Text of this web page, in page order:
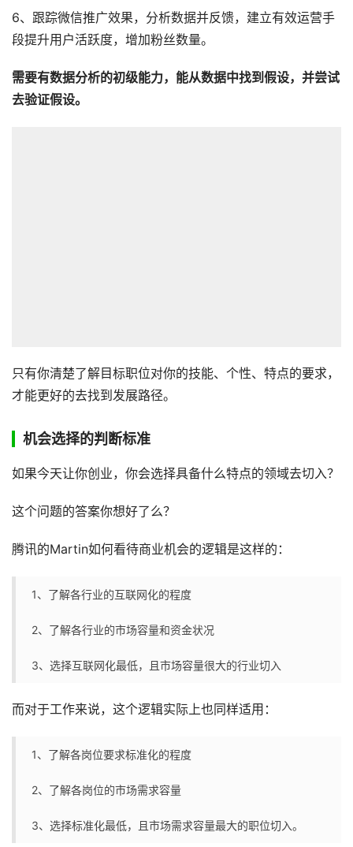
6、跟踪微信推广效果，分析数据并反馈，建立有效运营手
段提升用户活跃度，增加粉丝数量。
需要有数据分析的初级能力，能从数据中找到假设，并尝试
去验证假设。
只有你清楚了解目标职位对你的技能、个性、特点的要求，
才能更好的去找到发展路径。
机会选择的判断标准
如果今天让你创业，你会选择具备什么特点的领域去切入？
这个问题的答案你想好了么？
腾讯的Martin如何看待商业机会的逻辑是这样的：
1、了解各行业的互联网化的程度
2、了解各行业的市场容量和资金状况
3、选择互联网化最低，且市场容量很大的行业切入
而对于工作来说，这个逻辑实际上也同样适用：
1、了解各岗位要求标准化的程度
2、了解各岗位的市场需求容量
3、选择标准化最低，且市场需求容量最大的职位切入。